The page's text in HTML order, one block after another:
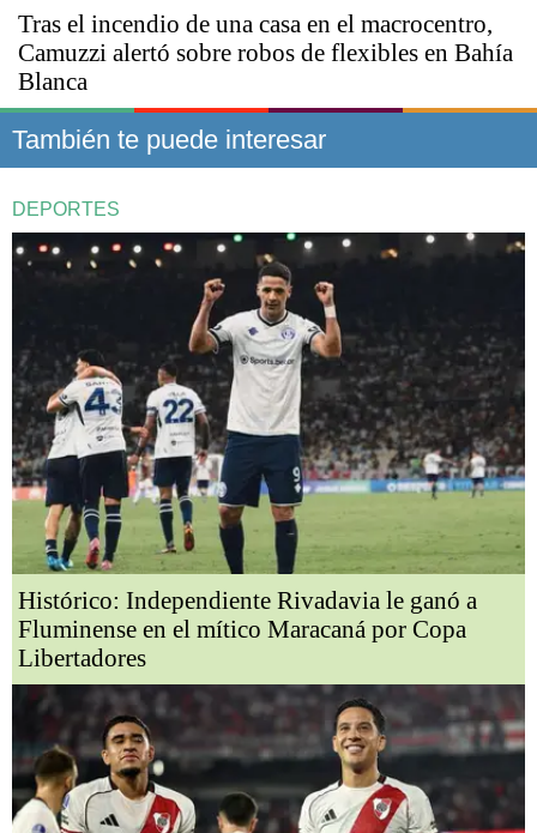
Tras el incendio de una casa en el macrocentro,
Camuzzi alertó sobre robos de flexibles en Bahía
Blanca
También te puede interesar
DEPORTES
Histórico: Independiente Rivadavia le ganó a
Fluminense en el mítico Maracaná por Copa
Libertadores